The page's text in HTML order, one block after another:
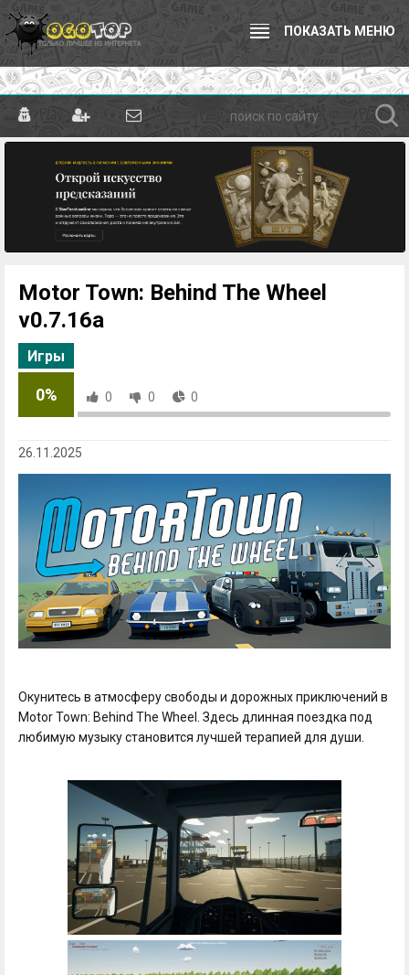
ПОКАЗАТЬ МЕНЮ
Motor Town: Behind The Wheel
v0.7.16a
Игры
0% 0 0 0
26.11.2025
Окунитесь в атмосферу свободы и дорожных приключений в
Motor Town: Behind The Wheel. Здесь длинная поездка под
любимую музыку становится лучшей терапией для души.